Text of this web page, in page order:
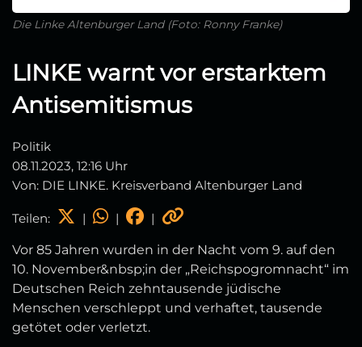
Die Linke Altenburger Land (Foto: Ronny Franke)
LINKE warnt vor erstarktem
Antisemitismus
Politik
08.11.2023, 12:16 Uhr
Von: DIE LINKE. Kreisverband Altenburger Land
Teilen: | | |
Vor 85 Jahren wurden in der Nacht vom 9. auf den
10. November&nbsp;in der „Reichspogromnacht“ im
Deutschen Reich zehntausende jüdische
Menschen verschleppt und verhaftet, tausende
getötet oder verletzt.